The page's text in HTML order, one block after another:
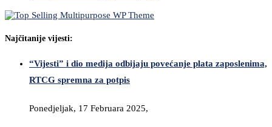
Najčitanije vijesti:
“Vijesti” i dio medija odbijaju povećanje plata zaposlenima,
RTCG spremna za potpis
Ponedjeljak, 17 Februara 2025,